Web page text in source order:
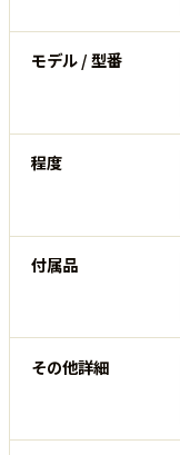
モデル / 型番
程度
付属品
その他詳細